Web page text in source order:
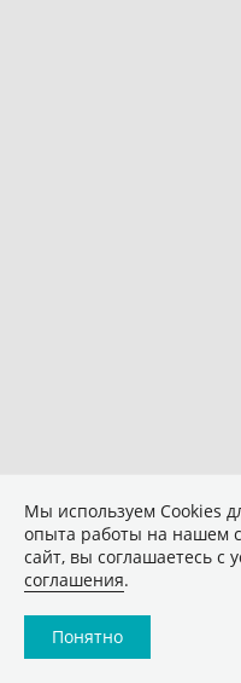
Мы используем Сookies
опыта работы на нашем
сайт, вы соглашаетесь с
соглашения.
Понятно